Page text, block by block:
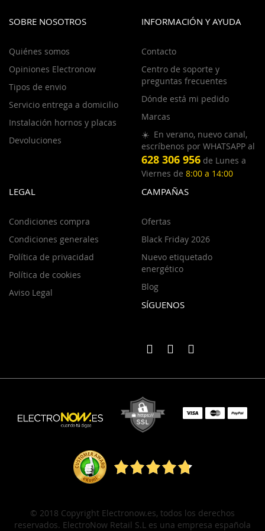
SOBRE NOSOTROS
Quiénes somos
Opiniones Electronow
Tipos de envio
Servicio entrega a domicilio
Instalación hornos y placas
Devoluciones
INFORMACIÓN Y AYUDA
Contacto
Centro de soporte y
preguntas frecuentes
Dónde está mi pedido
Marcas
☀️ En verano, nuevo canal,
escríbenos por WHATSAPP al
628 306 956 de Lunes a
Viernes de 8:00 a 14:00
LEGAL
Condiciones compra
Condiciones generales
Política de privacidad
Política de cookies
Aviso Legal
CAMPAÑAS
Ofertas
Black Friday 2026
Nuevo etiquetado
energético
Blog
SÍGUENOS
© 2018 Copyright Electronow.es, todos los derechos
reservados. ElectroNow Retail S.L es una empresa española